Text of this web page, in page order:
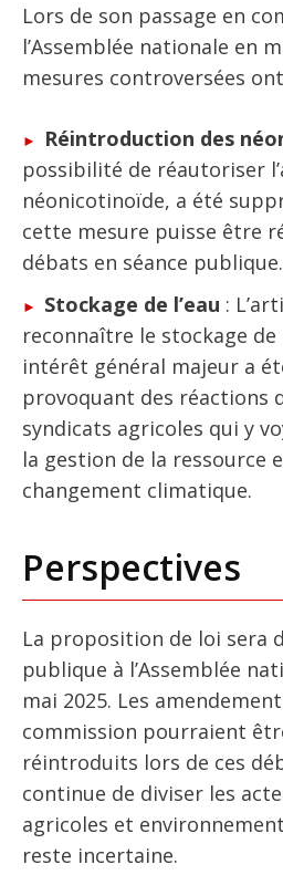
Lors de son passage en
l’Assemblée nationale en
mesures controversées
Réintroduction des
possibilité de réautoriser
néonicotinoïde, a été
cette mesure puisse être
débats en séance publique.
Stockage de l’eau :
reconnaître le stockage de
intérêt général majeur a
provoquant des réactions
syndicats agricoles qui y
la gestion de la ressource
changement climatique.
Perspectives
La proposition de loi sera
publique à l’Assemblée
mai 2025. Les
commission pourraient
réintroduits lors de ces
continue de diviser les
agricoles et
reste incertaine.